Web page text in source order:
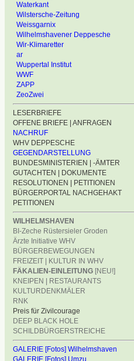
Waterkant
Wilstersche-Zeitung
Weissgarnix
Wilhelmshavener Deppesche
Wir-Klimaretter
ar
Wuppertal Institut
WWF
ZAPP
ZeoZwei
LESERBRIEFE
OFFENE BRIEFE | ANFRAGEN
NACHRUF
WHV DEPPESCHE
GEGENDARSTELLUNG
BUNDESMINISTERIEN | -ÄMTER
GUTACHTEN | DOKUMENTE
RESOLUTIONEN | PETITIONEN
BÜRGERPORTAL NACHGEHAKT
PETITIONEN
WILHELMSHAVEN
BI-Zeche Rüstersieler Groden
Ärzte Initiative WHV
BÜRGERBEWEGUNGEN
FREIZEIT | KULTUR IN WHV
FÄKALIEN-EINLEITUNG [NEU!]
KNEIPEN | RESTAURANTS
KULTURDENKMÄLER
RNK
Preis für Zivilcourage
DEEP BLACK HOLE
SCHILDBÜRGERSTREICHE
GALERIE [Fotos] Wilhelmshaven
GALERIE [Fotos] Umzu